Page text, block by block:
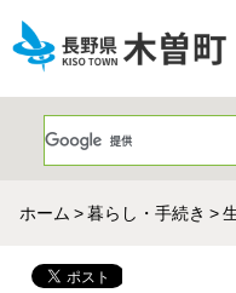
ホーム 暮らし・手続き